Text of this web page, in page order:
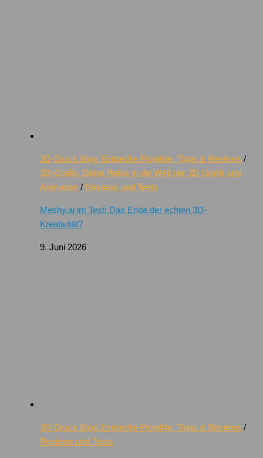
3D-Druck Blog: Entdecke Projekte, Tipps & Reviews /
3D-Grafik: Deine Reise in die Welt der 3D Grafik und
Animation / Reviews und Tests
Meshy.ai im Test: Das Ende der echten 3D-
Kreativität?
9. Juni 2026
3D-Druck Blog: Entdecke Projekte, Tipps & Reviews /
Reviews und Tests